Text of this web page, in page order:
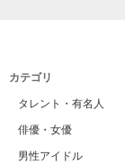
カテゴリ
タレント・有名人
俳優・女優
男性アイドル